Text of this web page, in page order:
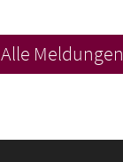
Alle Meldungen